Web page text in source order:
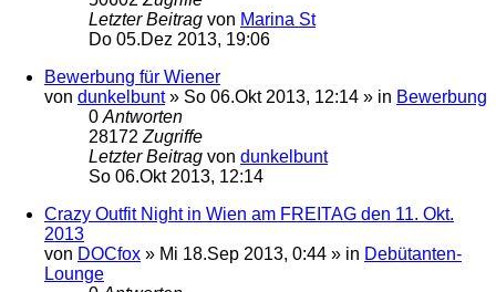
Letzter Beitrag von Marina St
Do 05.Dez 2013, 19:06
Bewerbung für Wiener
von dunkelbunt» So 06.Okt 2013, 12:14 » in Bewerbung
0 Antworten
28172 Zugriffe
Letzter Beitrag von dunkelbunt
So 06.Okt 2013, 12:14
Crazy Outfit Night in Wien am FREITAG den 11. Okt.
2013
von DOCfox » Mi 18.Sep 2013, 0:44 » in Debütanten-
Lounge